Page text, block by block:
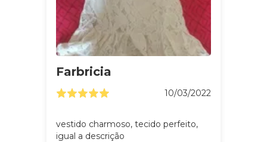
Farbricia
10/03/2022
vestido charmoso, tecido perfeito,
igual a descrição